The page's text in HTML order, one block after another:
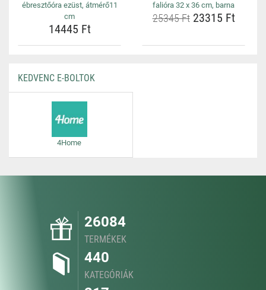
ébresztőóra ezüst, átmérő11
cm
14445 Ft
falióra 32 x 36 cm, barna
25345 Ft23315 Ft
KEDVENC E-BOLTOK
4Home
26084
TERMÉKEK
440
KATEGÓRIÁK